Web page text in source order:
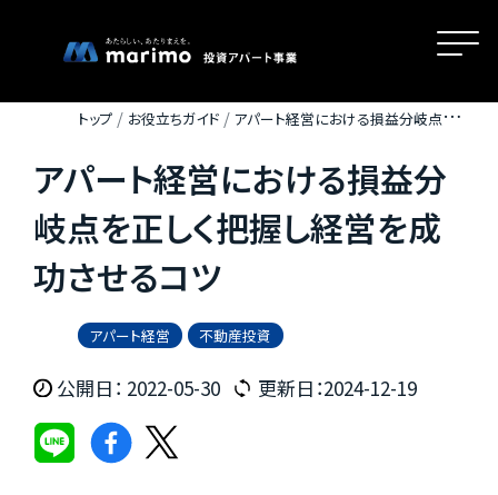
ホーム
MOVEが選ばれる理由
トップ お役立ちガイド
アパート経営における損益分岐点を正
アパート経営における損益分
岐点を正しく把握し経営を成
功させるコツ
アパート経営 不動産投資
公開日： 2022-05-30 更新日：2024-12-19